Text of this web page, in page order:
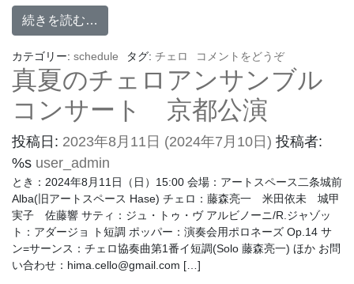
続きを読む…
カテゴリー: schedule タグ: チェロ コメントをどうぞ
真夏のチェロアンサンブル
コンサート 京都公演
投稿日: 2023年8月11日 (2024年7月10日) 投稿者:
%s user_admin
とき：2024年8月11日（日）15:00 会場：アートスペース二条城前
Alba(旧アートスペース Hase) チェロ：藤森亮一 米田依未 城甲
実子 佐藤響 サティ：ジュ・トゥ・ヴ アルビノーニ/R.ジャゾッ
ト：アダージョ ト短調 ポッパー：演奏会用ポロネーズ Op.14 サ
ン=サーンス：チェロ協奏曲第1番イ短調(Solo 藤森亮一) ほか お問
い合わせ：hima.cello@gmail.com […]